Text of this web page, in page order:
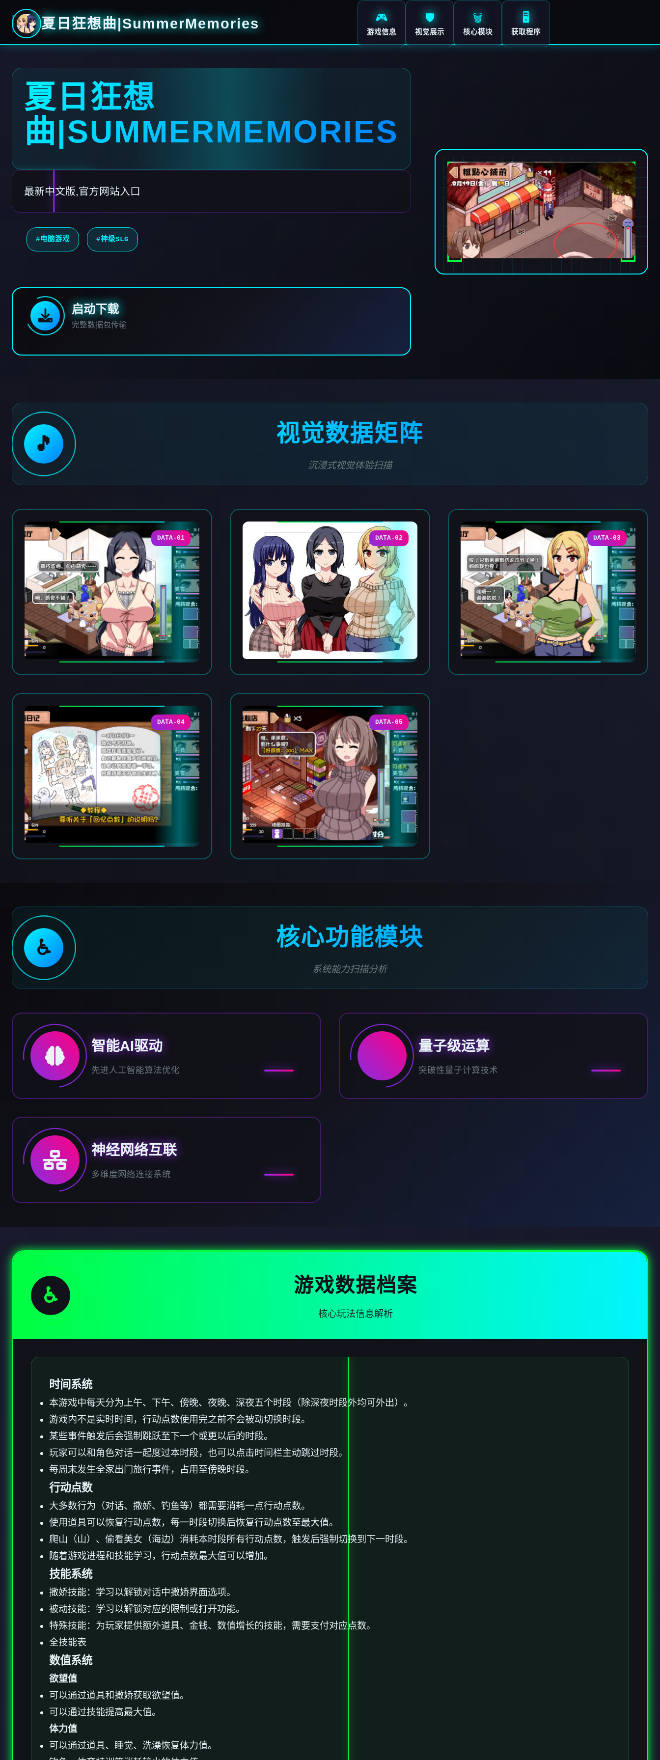
夏日狂想曲|SummerMemories 🎮
游戏信息
🛡️
视觉展示
🗑️
核心模块
🖥️
获取程序
夏日狂想
曲|SUMMERMEMORIES
最新中文版,官方网站入口
#电脑游戏 #神级SLG
启动下载
完整数据包传输
🎵 视觉数据矩阵
沉浸式视觉体验扫描
DATA-01 DATA-02 DATA-03
DATA-04 DATA-05
♿ 核心功能模块
系统能力扫描分析
智能AI驱动
先进人工智能算法优化
量子级运算
突破性量子计算技术
神经网络互联
多维度网络连接系统
♿ 游戏数据档案
核心玩法信息解析
时间系统
本游戏中每天分为上午、下午、傍晚、夜晚、深夜五个时段（除深夜时段外均可外出）。
游戏内不是实时时间，行动点数使用完之前不会被动切换时段。
某些事件触发后会强制跳跃至下一个或更以后的时段。
玩家可以和角色对话一起度过本时段，也可以点击时间栏主动跳过时段。
每周末发生全家出门旅行事件，占用至傍晚时段。
行动点数
大多数行为（对话、撒娇、钓鱼等）都需要消耗一点行动点数。
使用道具可以恢复行动点数，每一时段切换后恢复行动点数至最大值。
爬山（山）、偷看美女（海边）消耗本时段所有行动点数，触发后强制切换到下一时段。
随着游戏进程和技能学习，行动点数最大值可以增加。
技能系统
撒娇技能：学习以解锁对话中撒娇界面选项。
被动技能：学习以解锁对应的限制或打开功能。
特殊技能：为玩家提供额外道具、金钱、数值增长的技能，需要支付对应点数。
全技能表
数值系统
欲望值
可以通过道具和撒娇获取欲望值。
可以通过技能提高最大值。
体力值
可以通过道具、睡觉、洗澡恢复体力值。